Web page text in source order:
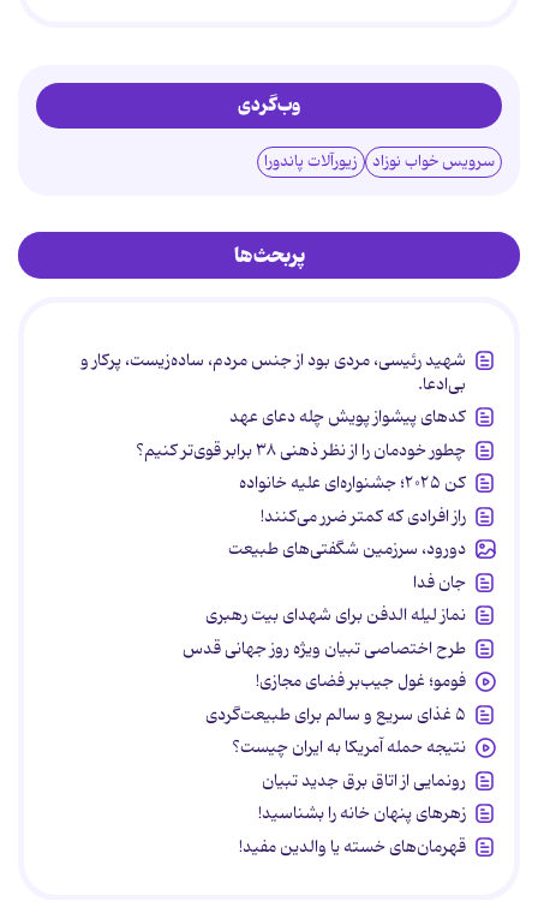
وب‌گردی
سرویس خواب نوزاد زیورآلات پاندورا
پربحث‌ها
شهید رئیسی، مردی بود از جنس مردم، ساده‌زیست، پرکار و
بی‌ادعا.
کدهای پیشواز پویش چله دعای عهد
چطور خودمان را از نظر ذهنی ۳۸ برابر قوی‌تر کنیم؟
کن ۲۰۲۵؛ جشنواره‌ای علیه خانواده
راز افرادی که کمتر ضرر می‌کنند!
دورود، سرزمین شگفتی‌های طبیعت
جان فدا
نماز لیله الدفن برای شهدای بیت رهبری
طرح اختصاصی تبیان ویژه روز جهانی قدس
فومو؛ غول جیب‌بر فضای مجازی!
۵ غذای سریع و سالم برای طبیعت‌گردی
نتیجه حمله آمریکا به ایران چیست؟
رونمایی از اتاق برق جدید تبیان
زهرهای پنهان خانه را بشناسید!
قهرمان‌های خسته یا والدین مفید!